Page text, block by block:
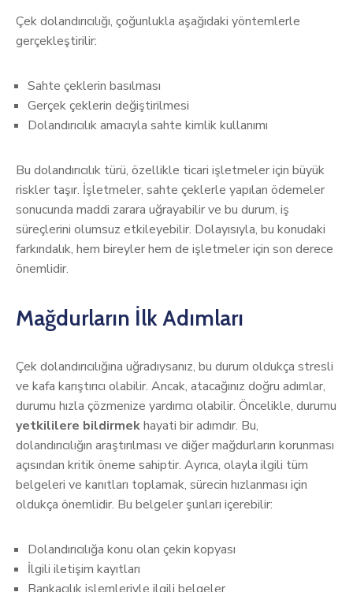
Çek dolandırıcılığı, çoğunlukla aşağıdaki yöntemlerle
gerçekleştirilir:
Sahte çeklerin basılması
Gerçek çeklerin değiştirilmesi
Dolandırıcılık amacıyla sahte kimlik kullanımı
Bu dolandırıcılık türü, özellikle ticari işletmeler için büyük
riskler taşır. İşletmeler, sahte çeklerle yapılan ödemeler
sonucunda maddi zarara uğrayabilir ve bu durum, iş
süreçlerini olumsuz etkileyebilir. Dolayısıyla, bu konudaki
farkındalık, hem bireyler hem de işletmeler için son derece
önemlidir.
Mağdurların İlk Adımları
Çek dolandırıcılığına uğradıysanız, bu durum oldukça stresli
ve kafa karıştırıcı olabilir. Ancak, atacağınız doğru adımlar,
durumu hızla çözmenize yardımcı olabilir. Öncelikle, durumu
yetkililere bildirmekhayati bir adımdır. Bu,
dolandırıcılığın araştırılması ve diğer mağdurların korunması
açısından kritik öneme sahiptir. Ayrıca, olayla ilgili tüm
belgeleri ve kanıtları toplamak, sürecin hızlanması için
oldukça önemlidir. Bu belgeler şunları içerebilir:
Dolandırıcılığa konu olan çekin kopyası
İlgili iletişim kayıtları